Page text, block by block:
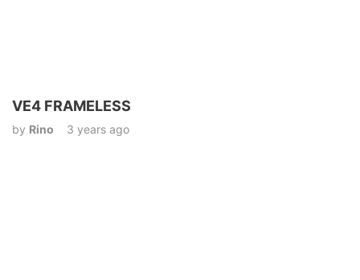
VE4 FRAMELESS
by Rino 3 years ago